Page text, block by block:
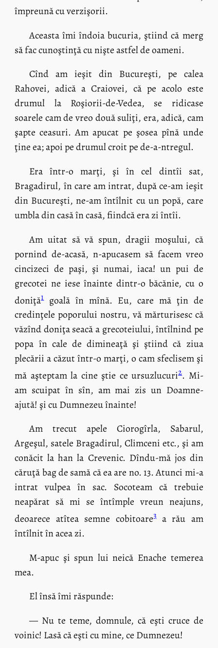
împreună cu verzişorii.
Aceasta îmi îndoia bucuria, ştiind că merg
să fac cunoştinţă cu nişte astfel de oameni.
Cînd am ieşit din Bucureşti, pe calea
Rahovei, adică a Craiovei, că pe acolo este
drumul la Roşiorii-de-Vedea, se ridicase
soarele cam de vreo două suliţi, era, adică, cam
şapte ceasuri. Am apucat pe şosea pînă unde
ţine ea; apoi pe drumul croit pe de-a-ntregul.
Era într-o marţi, şi în cel dintîi sat,
Bragadirul, în care am intrat, după ce-am ieşit
din Bucureşti, ne-am întîlnit cu un popă, care
umbla din casă în casă, fiindcă era zi întîi.
Am uitat să vă spun, dragii moşului, că
pornind de-acasă, n-apucasem să facem vreo
cincizeci de paşi, şi numai, iaca! un pui de
grecotei ne iese înainte dintr-o băcănie, cu o
doniţă1goală în mînă. Eu, care mă ţin de
credinţele poporului nostru, vă mărturisesc că
văzînd doniţa seacă a grecoteiului, întîlnind pe
popa în cale de dimineaţă şi ştiind că ziua
plecării a căzut într-o marţi, o cam sfeclisem şi
mă aşteptam la cine ştie ce ursuzlucuri2. Mi-
am scuipat în sîn, am mai zis un Doamne-
ajută! şi cu Dumnezeu înainte!
Am trecut apele Ciorogîrla, Sabarul,
Argeşul, satele Bragadirul, Climceni etc., şi am
conăcit la han la Crevenic. Dîndu-mă jos din
căruţă bag de samă că ea are no. 13. Atunci mi-a
intrat vulpea în sac. Socoteam că trebuie
neapărat să mi se întîmple vreun neajuns,
deoarece atîtea semne cobitoare3a rău am
întîlnit în acea zi.
M-apuc şi spun lui neică Enache temerea
mea.
El însă îmi răspunde:
— Nu te teme, domnule, că eşti cruce de
voinic! Lasă că eşti cu mine, ce Dumnezeu!